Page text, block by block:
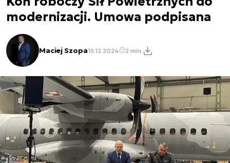
modernizacji. Umowa podpisana
Maciej Szopa15.12.2024 2 min.